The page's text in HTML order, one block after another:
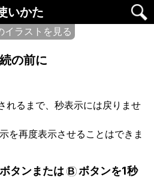
いかた
イラストを見る
の前に
れるまで、秒表示には戻りませ
を再度表示させることはできま
ボタンまたは B ボタンを1秒